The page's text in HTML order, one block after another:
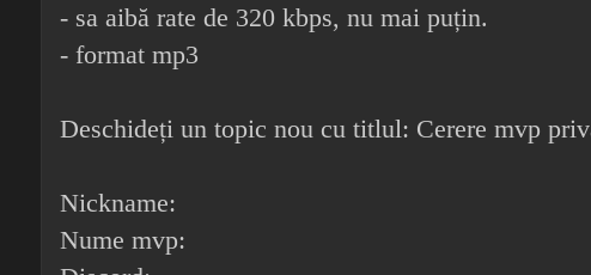
- sa aibă rate de 320 kbps, nu mai puțin.
- format mp3
Deschideți un topic nou cu titlul: Cerere mvp
Nickname:
Nume mvp: